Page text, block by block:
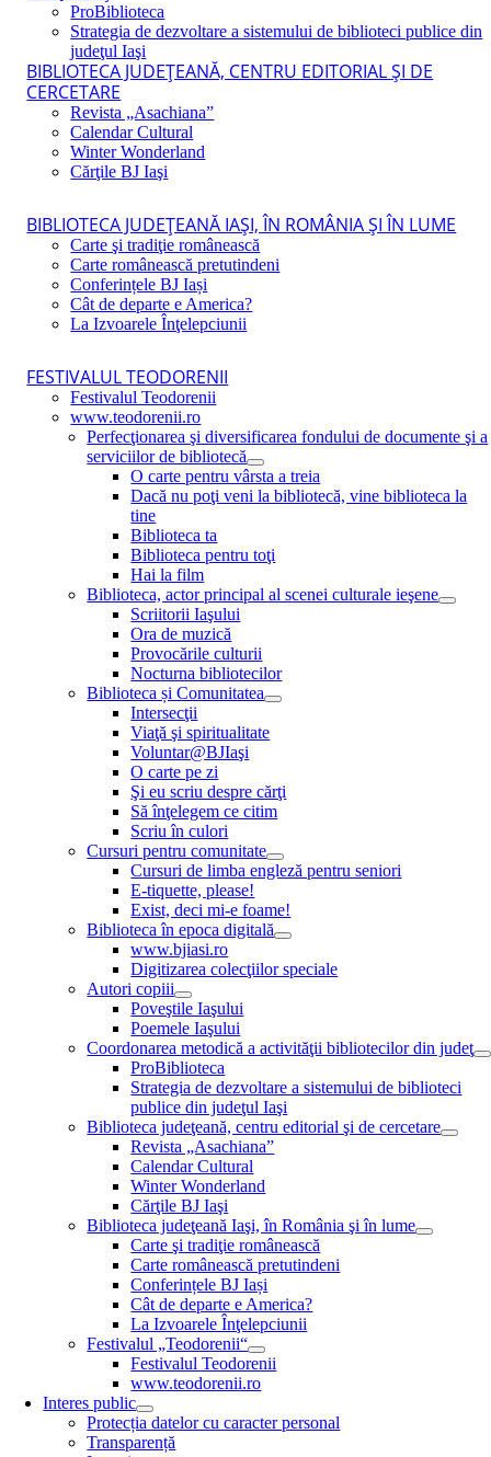
ProBiblioteca
Strategia de dezvoltare a sistemului de biblioteci publice din
judeţul Iaşi
BIBLIOTECA JUDEŢEANĂ, CENTRU EDITORIAL ŞI DE
CERCETARE
Revista „Asachiana”
Calendar Cultural
Winter Wonderland
Cărţile BJ Iaşi
BIBLIOTECA JUDEŢEANĂ IAŞI, ÎN ROMÂNIA ŞI ÎN LUME
Carte şi tradiţie românească
Carte românească pretutindeni
Conferințele BJ Iași
Cât de departe e America?
La Izvoarele Înţelepciunii
FESTIVALUL TEODORENII
Festivalul Teodorenii
www.teodorenii.ro
Perfecţionarea şi diversificarea fondului de documente şi a
serviciilor de bibliotecă
O carte pentru vârsta a treia
Dacă nu poţi veni la bibliotecă, vine biblioteca la
tine
Biblioteca ta
Biblioteca pentru toţi
Hai la film
Biblioteca, actor principal al scenei culturale ieşene
Scriitorii Iaşului
Ora de muzică
Provocările culturii
Nocturna bibliotecilor
Biblioteca și Comunitatea
Intersecţii
Viaţă şi spiritualitate
Voluntar@BJIaşi
O carte pe zi
Şi eu scriu despre cărţi
Să înţelegem ce citim
Scriu în culori
Cursuri pentru comunitate
Cursuri de limba engleză pentru seniori
E-tiquette, please!
Exist, deci mi-e foame!
Biblioteca în epoca digitală
www.bjiasi.ro
Digitizarea colecţiilor speciale
Autori copiii
Poveştile Iaşului
Poemele Iaşului
Coordonarea metodică a activităţii bibliotecilor din judeţ
ProBiblioteca
Strategia de dezvoltare a sistemului de biblioteci
publice din judeţul Iaşi
Biblioteca judeţeană, centru editorial şi de cercetare
Revista „Asachiana”
Calendar Cultural
Winter Wonderland
Cărţile BJ Iaşi
Biblioteca judeţeană Iaşi, în România şi în lume
Carte şi tradiţie românească
Carte românească pretutindeni
Conferințele BJ Iași
Cât de departe e America?
La Izvoarele Înţelepciunii
Festivalul „Teodorenii“
Festivalul Teodorenii
www.teodorenii.ro
Interes public
Protecția datelor cu caracter personal
Transparență